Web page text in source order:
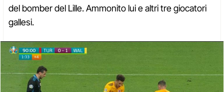
del bomber del Lille. Ammonito lui e altri tre giocatori
gallesi.